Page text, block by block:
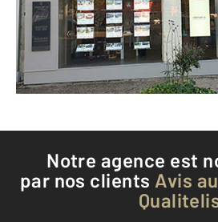
Envoyer un
Téléphoner à
Notre agence est
par nos clients Avis